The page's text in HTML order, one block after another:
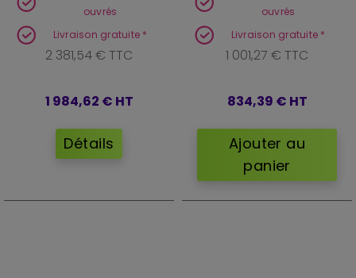
ouvrés
Livraison gratuite *
2 381,54 € TTC
1 984,62 € HT
Détails
ouvrés
Livraison gratuite *
1 001,27 € TTC
834,39 € HT
Ajouter au
panier